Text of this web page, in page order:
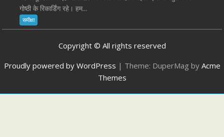
गोष्ठी के रिकार्डिंग रहे। हम...
समीक्षा
Copyright © All rights reserved
Proudly powered by WordPress | Theme: DuperMag by Acme
Themes